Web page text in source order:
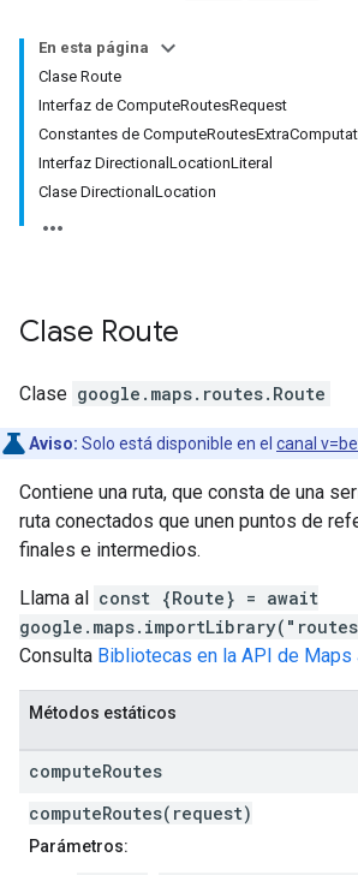
En esta página
Clase Route
Interfaz de ComputeRoutesRequest
Constantes de
Interfaz DirectionalLocationLiteral
Clase DirectionalLocation
Clase Route
Clase google.maps.routes. Route
Aviso: Solo está disponible en el canal
Contiene una ruta, que consta de una
ruta conectados que unen puntos de
finales e intermedios.
Llama al const {Route} = await
Consulta Bibliotecas en la API de Maps
Métodos estáticos
computeRoutes
computeRoutes(request)
Parámetros: